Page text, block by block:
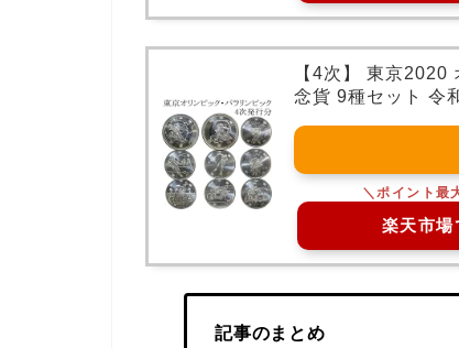
【4次】 東京
念貨 9種セット 令
楽天市場
記事のまとめ